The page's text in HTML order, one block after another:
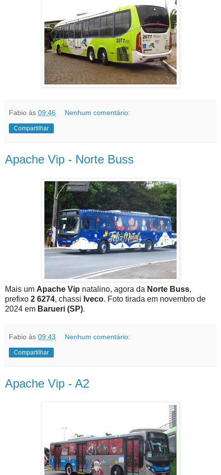
Fabio às 09:46 Nenhum comentário:
Compartilhar
Apache Vip - Norte Buss
Mais um Apache Vip natalino, agora da Norte Buss,
prefixo 2 6274, chassi Iveco. Foto tirada em novembro de
2024 em Barueri (SP).
Fabio às 09:43 Nenhum comentário:
Compartilhar
Apache Vip - A2